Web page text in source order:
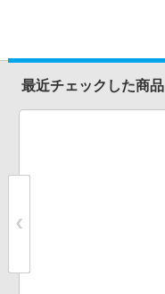
最近チェックした商品